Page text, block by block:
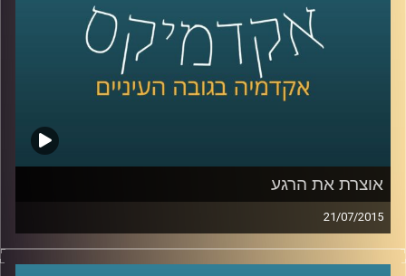
קרדיט תמונות:AudioVersity
אוצרת את הרגע
21/07/2015
איה מירון, אוצרת משנה לאמנות ישראלית